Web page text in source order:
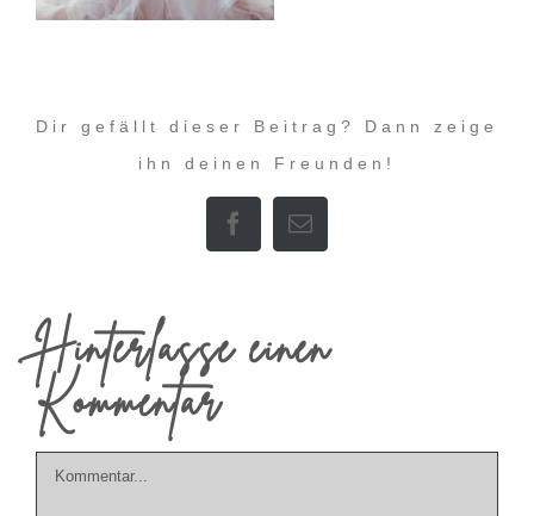
Dir gefällt dieser Beitrag? Dann zeige
ihn deinen Freunden!
Facebook
E-
Mail
Hinterlasse einen
Kommentar
Kommentar